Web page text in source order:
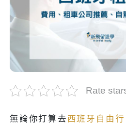
Rate
無論你打算去 西班牙自由行